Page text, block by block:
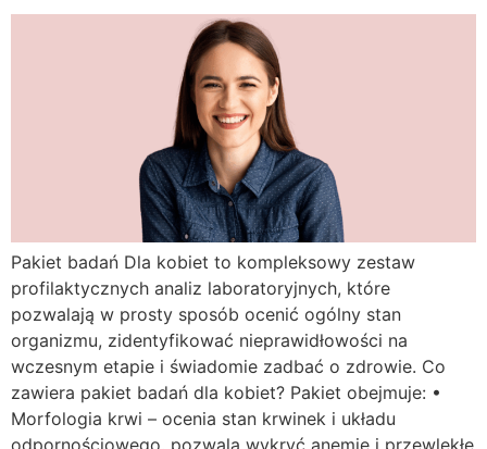
Pakiet badań Dla kobiet to kompleksowy zestaw
profilaktycznych analiz laboratoryjnych, które
pozwalają w prosty sposób ocenić ogólny stan
organizmu, zidentyfikować nieprawidłowości na
wczesnym etapie i świadomie zadbać o zdrowie. Co
zawiera pakiet badań dla kobiet? Pakiet obejmuje: •
Morfologia krwi – ocenia stan krwinek i układu
odpornościowego, pozwala wykryć anemię i przewlekłe